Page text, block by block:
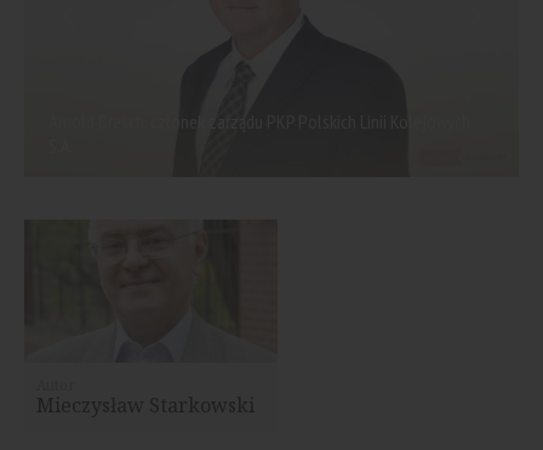
Mieczysław Starkowski